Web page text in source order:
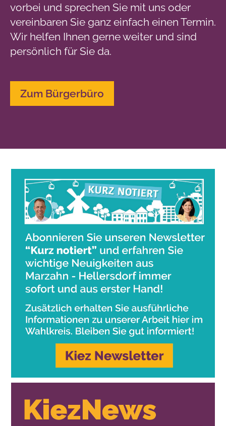
vorbei und sprechen Sie mit uns oder
vereinbaren Sie ganz einfach einen Termin.
Wir helfen Ihnen gerne weiter und sind
persönlich für Sie da.
Zum Bürgerbüro